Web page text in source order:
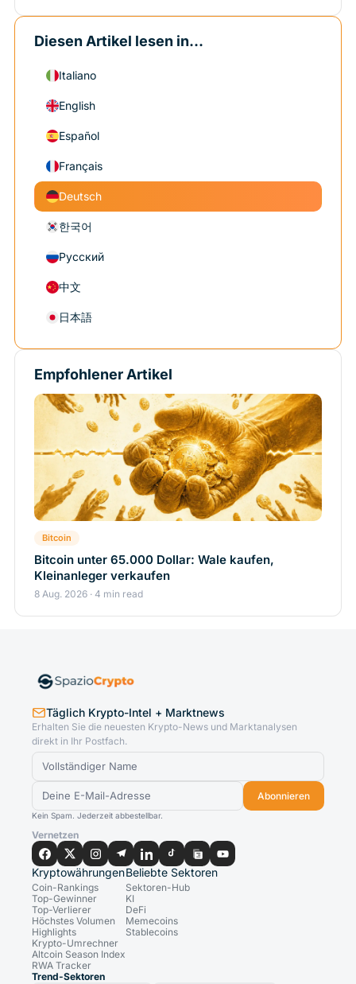
Diesen Artikel lesen in...
Italiano
English
Español
Français
Deutsch
한국어
Русский
中文
日本語
Empfohlener Artikel
Bitcoin
Bitcoin unter 65.000 Dollar: Wale kaufen,
Kleinanleger verkaufen
8 Aug. 2026 · 4 min read
Täglich Krypto-Intel + Marktnews
Erhalten Sie die neuesten Krypto-News und Marktanalysen
direkt in Ihr Postfach.
Abonnieren
Kein Spam. Jederzeit abbestellbar.
Vernetzen
Kryptowährungen
Coin-Rankings
Top-Gewinner
Top-Verlierer
Höchstes Volumen
Highlights
Krypto-Umrechner
Altcoin Season Index
RWA Tracker
Beliebte Sektoren
Sektoren-Hub
KI
DeFi
Memecoins
Stablecoins
Trend-Sektoren